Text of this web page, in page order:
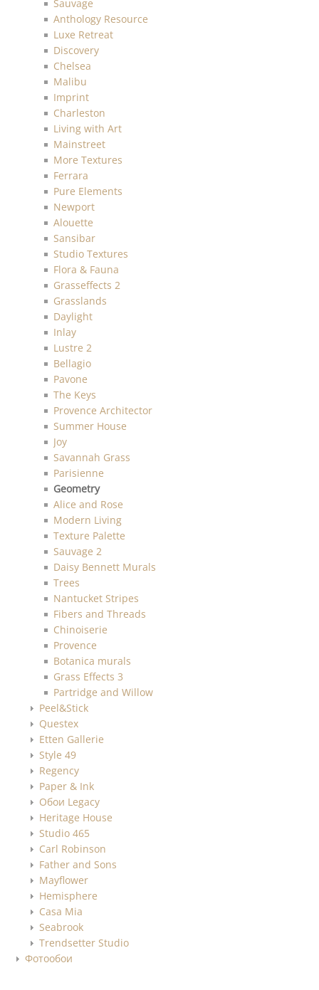
Sauvage
Anthology Resource
Luxe Retreat
Discovery
Chelsea
Malibu
Imprint
Charleston
Living with Art
Mainstreet
More Textures
Ferrara
Pure Elements
Newport
Alouette
Sansibar
Studio Textures
Flora & Fauna
Grasseffects 2
Grasslands
Daylight
Inlay
Lustre 2
Bellagio
Pavone
The Keys
Provence Architector
Summer House
Joy
Savannah Grass
Parisienne
Geometry
Alice and Rose
Modern Living
Texture Palette
Sauvage 2
Daisy Bennett Murals
Trees
Nantucket Stripes
Fibers and Threads
Chinoiserie
Provence
Botanica murals
Grass Effects 3
Partridge and Willow
Peel&Stick
Questex
Etten Gallerie
Style 49
Regency
Paper & Ink
Обои Legacy
Heritage House
Studio 465
Carl Robinson
Father and Sons
Mayflower
Hemisphere
Casa Mia
Seabrook
Trendsetter Studio
Фотообои